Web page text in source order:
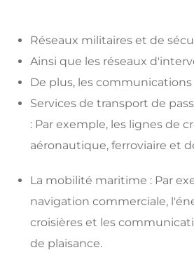
Réseaux militaires et de
Ainsi que les réseaux
De plus, les
Services de transport de
: Par exemple, les lignes de
aéronautique, ferroviaire et
La mobilité maritime : Par
navigation commerciale,
croisières et les
de plaisance.